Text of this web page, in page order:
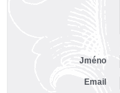
Jméno
Email